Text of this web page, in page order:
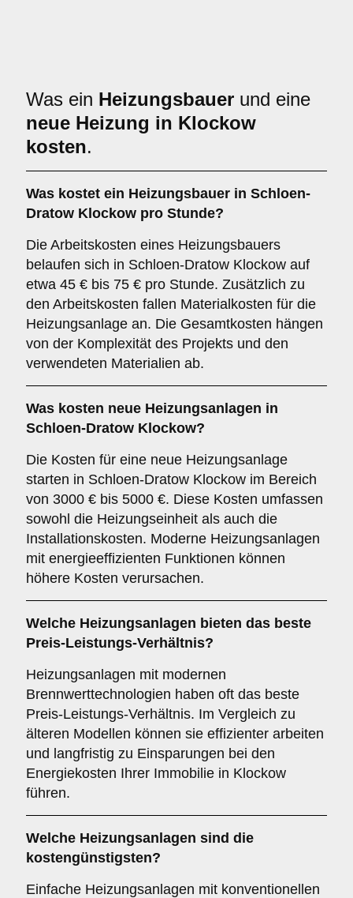
Was ein Heizungsbauer und eine
neue Heizung in Klockow
kosten.
Was kostet ein Heizungsbauer in Schloen-
Dratow Klockow pro Stunde?
Die Arbeitskosten eines Heizungsbauers
belaufen sich in Schloen-Dratow Klockow auf
etwa 45 € bis 75 € pro Stunde. Zusätzlich zu
den Arbeitskosten fallen Materialkosten für die
Heizungsanlage an. Die Gesamtkosten hängen
von der Komplexität des Projekts und den
verwendeten Materialien ab.
Was kosten neue Heizungsanlagen in
Schloen-Dratow Klockow?
Die Kosten für eine neue Heizungsanlage
starten in Schloen-Dratow Klockow im Bereich
von 3000 € bis 5000 €. Diese Kosten umfassen
sowohl die Heizungseinheit als auch die
Installationskosten. Moderne Heizungsanlagen
mit energieeffizienten Funktionen können
höhere Kosten verursachen.
Welche Heizungsanlagen bieten das beste
Preis-Leistungs-Verhältnis?
Heizungsanlagen mit modernen
Brennwerttechnologien haben oft das beste
Preis-Leistungs-Verhältnis. Im Vergleich zu
älteren Modellen können sie effizienter arbeiten
und langfristig zu Einsparungen bei den
Energiekosten Ihrer Immobilie in Klockow
führen.
Welche Heizungsanlagen sind die
kostengünstigsten?
Einfache Heizungsanlagen mit konventionellen